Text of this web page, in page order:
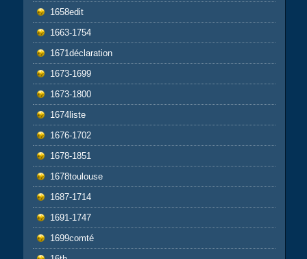
1658edit
1663-1754
1671déclaration
1673-1699
1673-1800
1674liste
1676-1702
1678-1851
1678toulouse
1687-1714
1691-1747
1699comté